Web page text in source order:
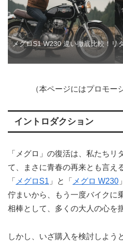
メグロS1 W230 違い徹底比較！リ
（本ページにはプロモー
イントロダクション
「メグロ」の復活は、私たちリ
て、まさに青春の再来とも言え
「 メグロS1 」と「 メグロ W230
佇まいから、もう一度バイクに
相棒として、多くの大人の心を
しかし、いざ購入を検討しよう